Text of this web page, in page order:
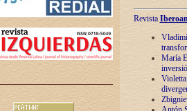
Revista
María